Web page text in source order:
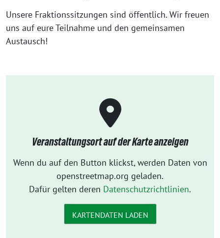
Unsere Fraktionssitzungen sind öffentlich. Wir freuen
uns auf eure Teilnahme und den gemeinsamen
Austausch!
Veranstaltungsort auf der Karte anzeigen
Wenn du auf den Button klickst, werden Daten von
openstreetmap.org geladen.
Dafür gelten deren Datenschutzrichtlinien.
KARTENDATEN LADEN